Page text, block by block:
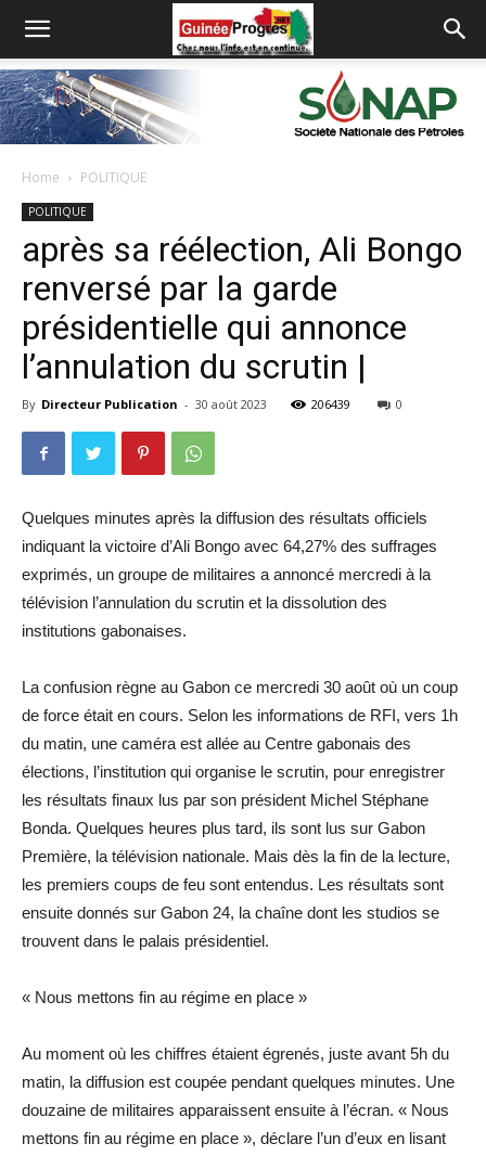
Home POLITIQUE
POLITIQUE
après sa réélection, Ali Bongo
renversé par la garde
présidentielle qui annonce
l’annulation du scrutin |
By Directeur Publication - 30 août 2023 206439 0
Quelques minutes après la diffusion des résultats officiels
indiquant la victoire d’Ali Bongo avec 64,27% des suffrages
exprimés, un groupe de militaires a annoncé mercredi à la
télévision l’annulation du scrutin et la dissolution des
institutions gabonaises.
La confusion règne au Gabon ce mercredi 30 août où un coup
de force était en cours. Selon les informations de RFI, vers 1h
du matin, une caméra est allée au Centre gabonais des
élections, l’institution qui organise le scrutin, pour enregistrer
les résultats finaux lus par son président Michel Stéphane
Bonda. Quelques heures plus tard, ils sont lus sur Gabon
Première, la télévision nationale. Mais dès la fin de la lecture,
les premiers coups de feu sont entendus. Les résultats sont
ensuite donnés sur Gabon 24, la chaîne dont les studios se
trouvent dans le palais présidentiel.
« Nous mettons fin au régime en place »
Au moment où les chiffres étaient égrenés, juste avant 5h du
matin, la diffusion est coupée pendant quelques minutes. Une
douzaine de militaires apparaissent ensuite à l’écran. « Nous
mettons fin au régime en place », déclare l’un d’eux en lisant